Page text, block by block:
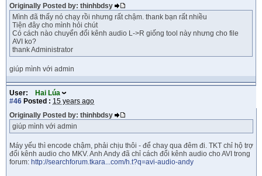
Originally Posted by: thinhbdsy
Mình đã thấy nó chạy rồi nhưng rất chậm. thank bạn rất nhiều
Tiện đây cho mình hỏi chút
Có cách nào chuyển đổi kênh audio L->R giống tool này nhưng cho file
AVI ko?
thank Administrator
giúp mình với admin
User:
Hai Lúa
#46 Posted : 15 years ago
Originally Posted by: thinhbdsy
giúp mình với admin
Máy yếu thì encode chậm, phải chịu thôi - để chay qua đêm đi. TKT chỉ hộ trợ
đổi kênh audio cho MKV. Anh Andy đã chỉ cách đổi kênh audio cho AVI trong
forum: http://searchforum.tkara...com/h.t?q=avi-audio-andy